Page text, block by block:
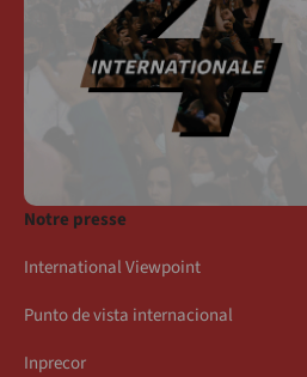
Notre presse
International Viewpoint
Punto de vista internacional
Inprecor